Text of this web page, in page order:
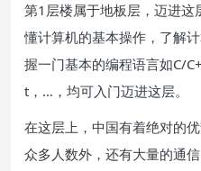
第1层楼属于地板层，迈进这
懂计算机的基本操作，了解
握一门基本的编程语言如C/
t，…，均可入门迈进这层。
在这层上，中国有着绝对的
众多人数外，还有大量的通